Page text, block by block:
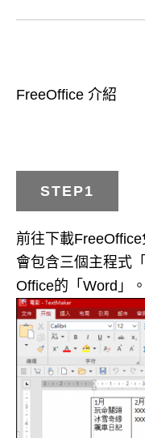
FreeOffice 介紹
STEP1
前往下載
會包含三個主程式
Office的「Word」。